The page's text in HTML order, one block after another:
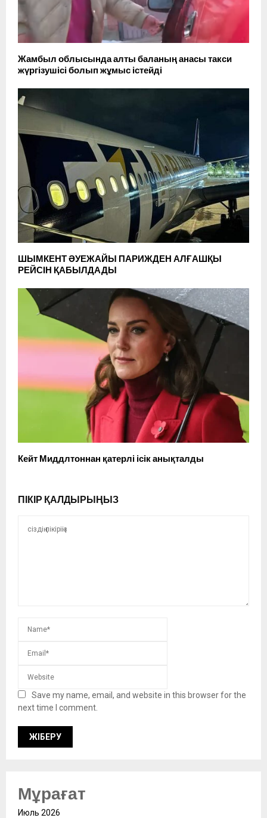
Жамбыл облысында алты баланың анасы такси
жүргізушісі болып жұмыс істейді
ШЫМКЕНТ ӘУЕЖАЙЫ ПАРИЖДЕН АЛҒАШҚЫ
РЕЙСІН ҚАБЫЛДАДЫ
Кейт Миддлтоннан қатерлі ісік анықталды
ПІКІР ҚАЛДЫРЫҢЫЗ
Save my name, email, and website in this browser for the
next time I comment.
Мұрағат
Июль 2026